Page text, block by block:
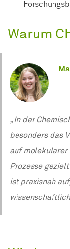
Warum
„In der
besonders das
auf molekularer
Prozesse
ist praxisnah